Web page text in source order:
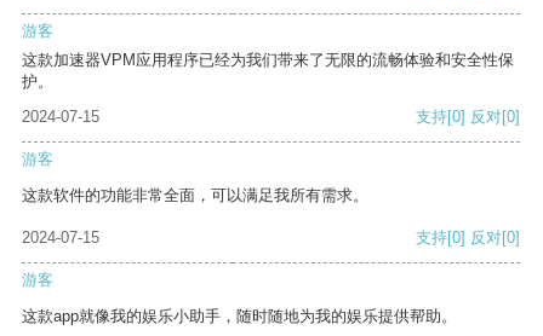
游客
这款加速器VPM应用程序已经为我们带来了无限的流畅体验和安全性保
护。
2024-07-15
支持[0] 反对[0]
游客
这款软件的功能非常全面，可以满足我所有需求。
2024-07-15 支持[0] 反对[0]
游客
这款app就像我的娱乐小助手，随时随地为我的娱乐提供帮助。